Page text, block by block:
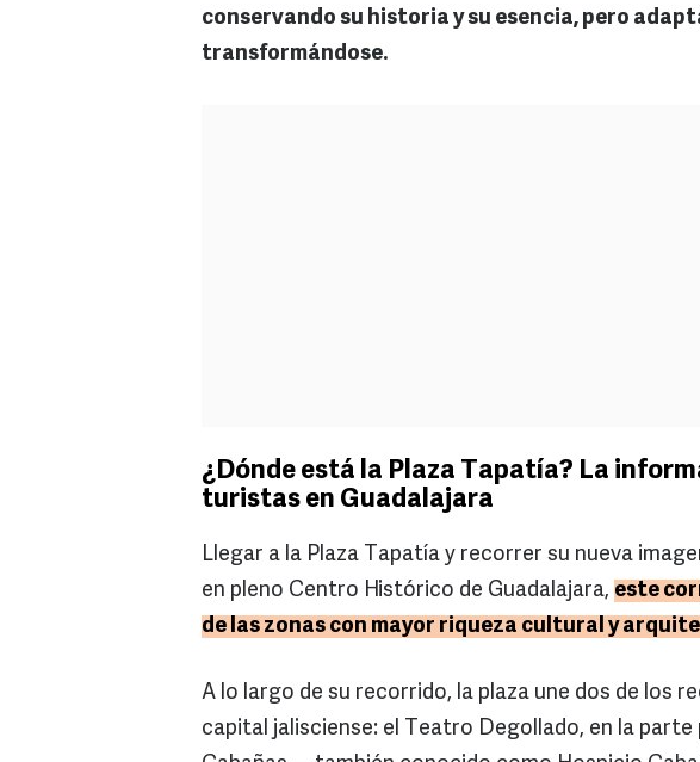
conservando su historia y su esencia, pero
transformándose.
¿Dónde está la Plaza Tapatía? La
turistas en Guadalajara
Llegar a la Plaza Tapatía y recorrer su nueva
en pleno Centro Histórico de Guadalajara, este
de las zonas con mayor riqueza cultural y
A lo largo de su recorrido, la plaza une dos de los
capital jalisciense: el Teatro Degollado, en la